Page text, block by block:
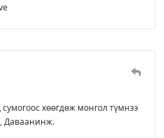
сумогоос хөөгдөж монгол түмнээ
Даваанинж.